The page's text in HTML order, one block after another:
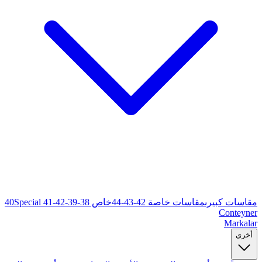
خاص 38-39-40 Special 41-42